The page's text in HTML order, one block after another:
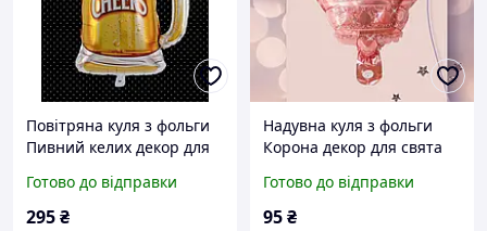
Повітряна куля з фольги
Пивний келих декор для
Готово до відправки
295₴
Надувна куля з фольги
Корона декор для свята
Готово до відправки
95₴